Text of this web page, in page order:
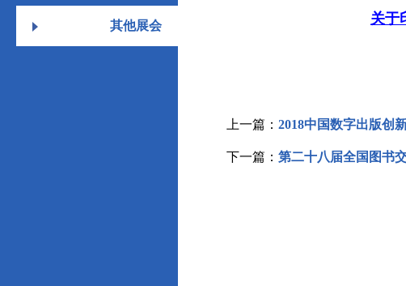
其他展会 关于
上一篇： 2018中国数字出版创
下一篇： 第二十八届全国图书